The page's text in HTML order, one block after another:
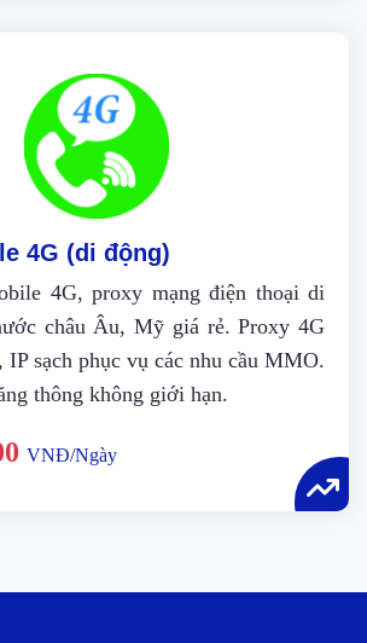
4G (di động)
4G, proxy mạng điện thoại di
châu Âu, Mỹ giá rẻ. Proxy 4G
IP sạch phục vụ các nhu cầu MMO.
thông không giới hạn.
VNĐ/Ngày